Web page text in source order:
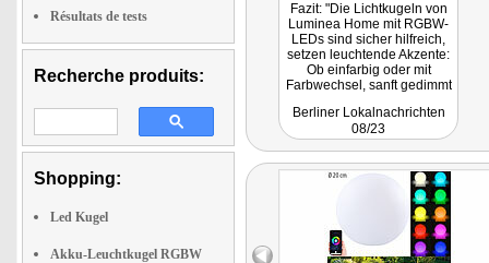
Résultats de tests
Recherche produits:
Shopping:
Led Kugel
Akku-Leuchtkugel RGBW
Fazit: "Die Lichtkugeln von
Luminea Home mit RGBW-
LEDs sind sicher hilfreich,
setzen leuchtende Akzente:
Ob einfarbig oder mit
Farbwechsel, sanft gedimmt
das Licht Lichtkugel hilft die
Dunkelheit zu verbannen.
Stromanschluss dank Akku."
Berliner Lokalnachrichten
08/23